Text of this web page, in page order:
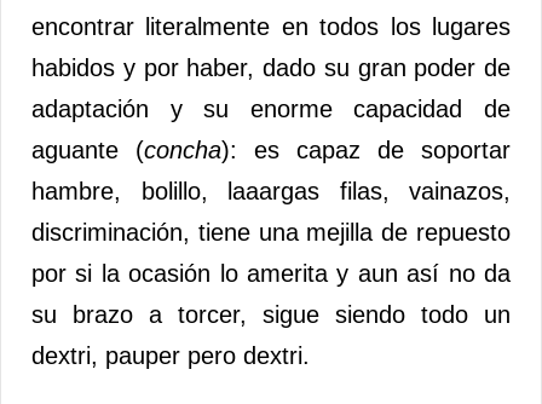
encontrar literalmente en todos los lugares
habidos y por haber, dado su gran poder de
adaptación y su enorme capacidad de
aguante (concha): es capaz de soportar
hambre, bolillo, laaargas filas, vainazos,
discriminación, tiene una mejilla de repuesto
por si la ocasión lo amerita y aun así no da
su brazo a torcer, sigue siendo todo un
dextri, pauper pero dextri.